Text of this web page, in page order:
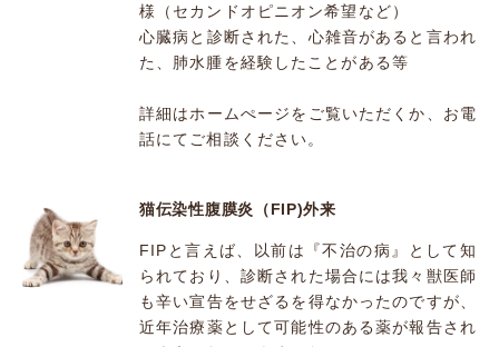
様（セカンドオピニオン希望など）
心臓病と診断された、心雑音があると言われ
た、肺水腫を経験したことがある等
詳細はホームぺージをご覧いただくか、お電
話にてご相談ください。
猫伝染性腹膜炎（FIP)外来
FIPと言えば、以前は『不治の病』として知
られており、診断された場合には我々獣医師
も辛い宣告をせざるを得なかったのですが、
近年治療薬として可能性のある薬が報告され